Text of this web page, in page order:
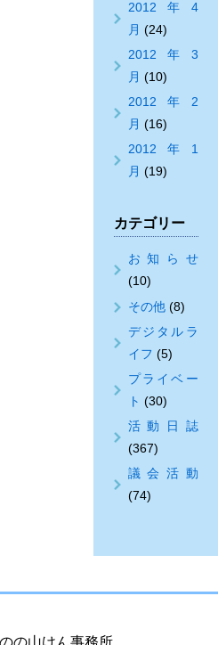
2012年4
月 (24)
2012年3
月 (10)
2012年2
月 (16)
2012年1
月 (19)
カテゴリー
お知らせ
(10)
その他(8)
デジタルラ
イフ (5)
プライベー
ト (30)
活動日誌
(367)
議会活動
(74)
の山けん事務所